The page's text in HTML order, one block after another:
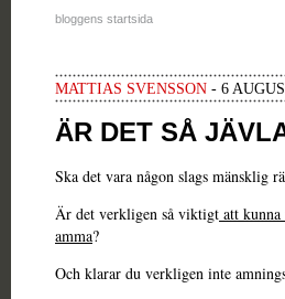
bloggens startsida
MATTIAS SVENSSON - 6
ÄR DET SÅ
Ska det vara någon slags mänsklig
Är det verkligen så viktigt att
amma?
Och klarar du verkligen inte